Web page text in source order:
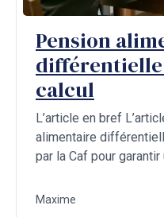
Pension
calcul
L’article en bref
alimentaire
par la Caf pour garantir
Maxime